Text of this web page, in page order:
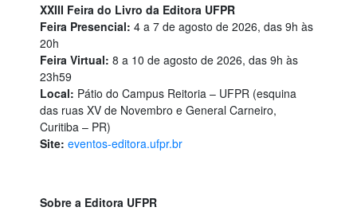
XXIII Feira do Livro da Editora UFPR
Feira Presencial: 4 a 7 de agosto de 2026, das 9h às
20h
Feira Virtual: 8 a 10 de agosto de 2026, das 9h às
23h59
Local: Pátio do Campus Reitoria – UFPR (esquina
das ruas XV de Novembro e General Carneiro,
Curitiba – PR)
Site: eventos-editora.ufpr.br
Sobre a Editora UFPR